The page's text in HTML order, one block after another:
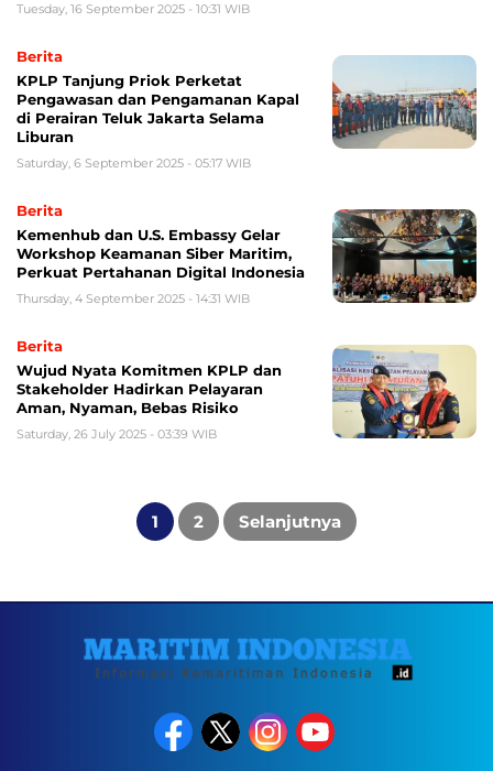
Tuesday, 16 September 2025 - 10:31 WIB
Berita
KPLP Tanjung Priok Perketat
Pengawasan dan Pengamanan Kapal
di Perairan Teluk Jakarta Selama
Liburan
Saturday, 6 September 2025 - 05:17 WIB
Berita
Kemenhub dan U.S. Embassy Gelar
Workshop Keamanan Siber Maritim,
Perkuat Pertahanan Digital Indonesia
Thursday, 4 September 2025 - 14:31 WIB
Berita
Wujud Nyata Komitmen KPLP dan
Stakeholder Hadirkan Pelayaran
Aman, Nyaman, Bebas Risiko
Saturday, 26 July 2025 - 03:39 WIB
pagination
1 2 Selanjutnya